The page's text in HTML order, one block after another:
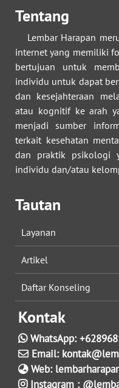
Tentang
Lembar Harapan
internet yang memiliki
bertujuan untuk
individu untuk dapat
dan kesejahteraan
atau kognitif ke arah
menjadi sumber
terkait kesehatan
dan praktik psikologi
individu dan/atau
Tautan
Layanan
Artikel
Daftar Konseling
Kontak
WhatsApp:
Email:
Web:
Instagram :